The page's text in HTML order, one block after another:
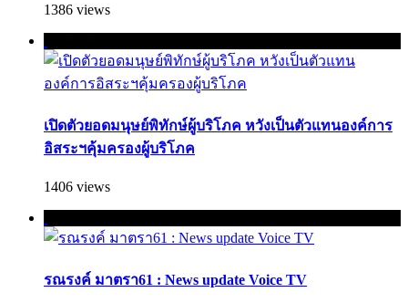
1386 views
เปิดตัวยอดมนุษย์พิทักษ์ผู้บริโภค หวังเป็นตัวแทนองค์การ
อิสระฯคุ้มครองผู้บริโภค
1406 views
รณรงค์ มาตรา61 : News update Voice TV